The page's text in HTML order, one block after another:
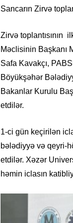
Sancarın Zirvə
Zirvə toplantısının
Məclisinin Başkanı
Safa Kavakçı,
Böyükşəhər
Bakanlar Kurulu
etdilər.
1-ci gün keçirilən
bələdiyyə və qeyri-
etdilər. Xəzər
həmin iclasın